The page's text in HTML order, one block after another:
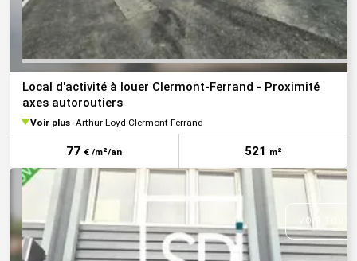
Local d'activité à louer Clermont-Ferrand - Proximité
axes autoroutiers
Voir plus Arthur Loyd Clermont-Ferrand
77 € /m²/an 521 m²
VOIR